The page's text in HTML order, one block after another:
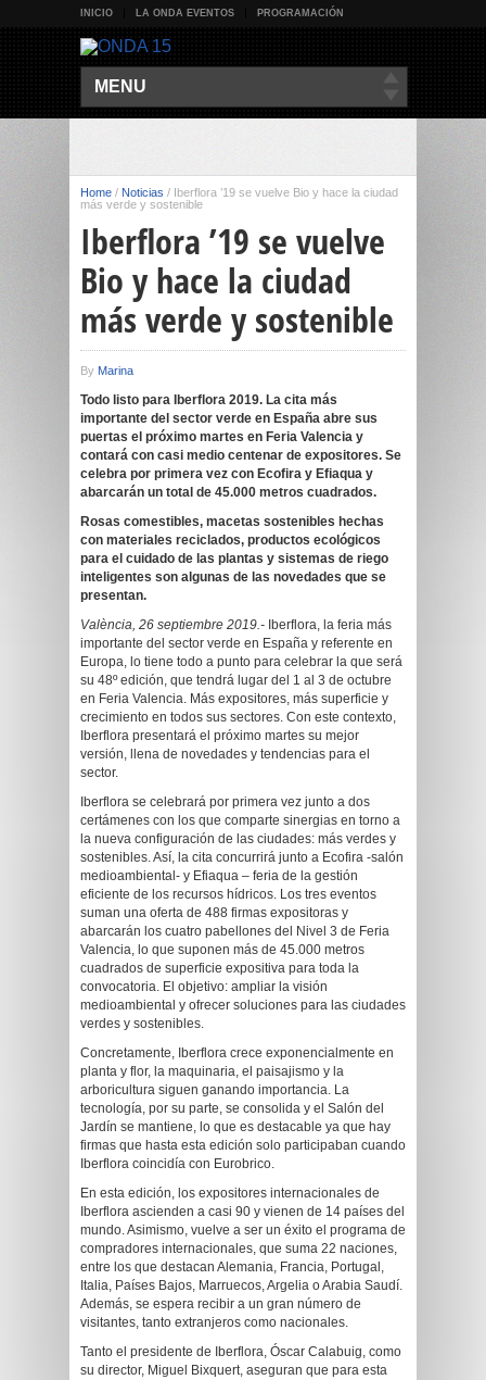
INICIO LA ONDA EVENTOS PROGRAMACIÓN
MENU
Home / Noticias / Iberflora ’19 se vuelve Bio y hace la ciudad
más verde y sostenible
Iberflora ’19 se vuelve
Bio y hace la ciudad
más verde y sostenible
By Marina
Todo listo para Iberflora 2019. La cita más
importante del sector verde en España abre sus
puertas el próximo martes en Feria Valencia y
contará con casi medio centenar de expositores. Se
celebra por primera vez con Ecofira y Efiaqua y
abarcarán un total de 45.000 metros cuadrados.
Rosas comestibles, macetas sostenibles hechas
con materiales reciclados, productos ecológicos
para el cuidado de las plantas y sistemas de riego
inteligentes son algunas de las novedades que se
presentan.
València, 26 septiembre 2019.- Iberflora, la feria más
importante del sector verde en España y referente en
Europa, lo tiene todo a punto para celebrar la que será
su 48º edición, que tendrá lugar del 1 al 3 de octubre
en Feria Valencia. Más expositores, más superficie y
crecimiento en todos sus sectores. Con este contexto,
Iberflora presentará el próximo martes su mejor
versión, llena de novedades y tendencias para el
sector.
Iberflora se celebrará por primera vez junto a dos
certámenes con los que comparte sinergias en torno a
la nueva configuración de las ciudades: más verdes y
sostenibles. Así, la cita concurrirá junto a Ecofira -salón
medioambiental- y Efiaqua – feria de la gestión
eficiente de los recursos hídricos. Los tres eventos
suman una oferta de 488 firmas expositoras y
abarcarán los cuatro pabellones del Nivel 3 de Feria
Valencia, lo que suponen más de 45.000 metros
cuadrados de superficie expositiva para toda la
convocatoria. El objetivo: ampliar la visión
medioambiental y ofrecer soluciones para las ciudades
verdes y sostenibles.
Concretamente, Iberflora crece exponencialmente en
planta y flor, la maquinaria, el paisajismo y la
arboricultura siguen ganando importancia. La
tecnología, por su parte, se consolida y el Salón del
Jardín se mantiene, lo que es destacable ya que hay
firmas que hasta esta edición solo participaban cuando
Iberflora coincidía con Eurobrico.
En esta edición, los expositores internacionales de
Iberflora ascienden a casi 90 y vienen de 14 países del
mundo. Asimismo, vuelve a ser un éxito el programa de
compradores internacionales, que suma 22 naciones,
entre los que destacan Alemania, Francia, Portugal,
Italia, Países Bajos, Marruecos, Argelia o Arabia Saudí.
Además, se espera recibir a un gran número de
visitantes, tanto extranjeros como nacionales.
Tanto el presidente de Iberflora, Óscar Calabuig, como
su director, Miguel Bixquert, aseguran que para esta